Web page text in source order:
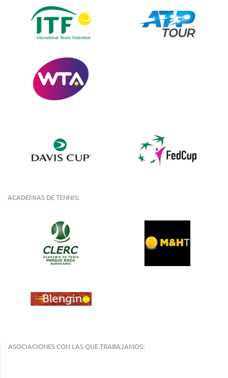
ACADEMIAS DE TENNIS:
ASOCIACIONES CON LAS QUE TRABAJAMOS: